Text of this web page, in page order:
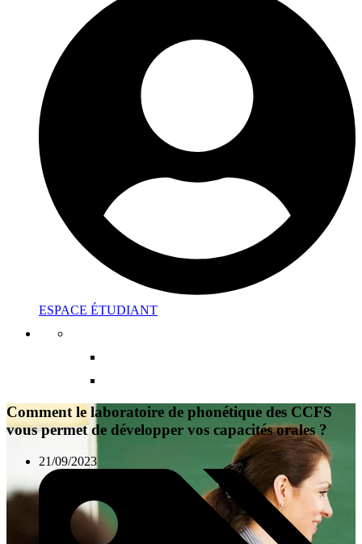
ESPACE ÉTUDIANT
Comment le laboratoire de phonétique des CCFS
vous permet de développer vos capacités orales ?
21/09/2023